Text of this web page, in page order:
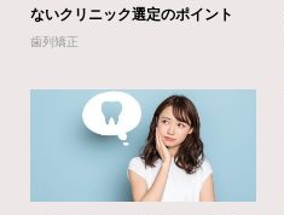
ないクリニック選定のポイント
歯列矯正